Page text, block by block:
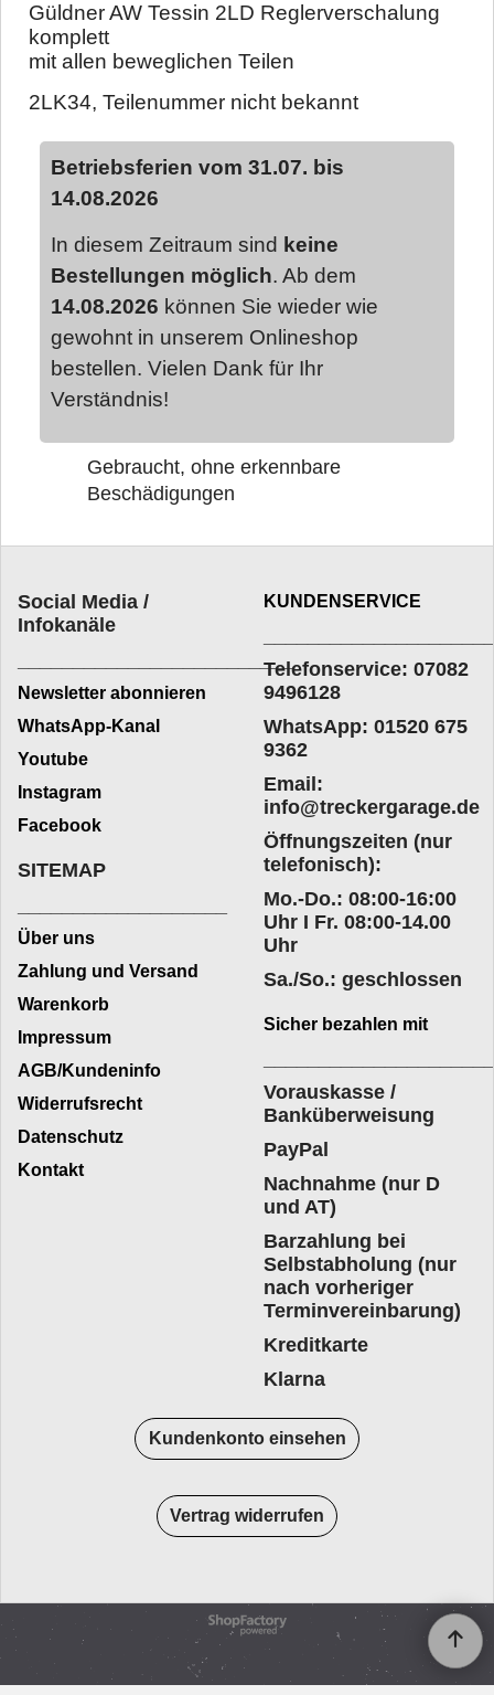
Güldner AW Tessin 2LD Reglerverschalung
komplett
mit allen beweglichen Teilen
2LK34, Teilenummer nicht bekannt
Betriebsferien vom 31.07. bis
14.08.2026
In diesem Zeitraum sind keine
Bestellungen möglich. Ab dem
14.08.2026 können Sie wieder wie
gewohnt in unserem Onlineshop
bestellen. Vielen Dank für Ihr
Verständnis!
Gebraucht, ohne erkennbare
Beschädigungen
Social Media /
Infokanäle
_________________________
Newsletter abonnieren
WhatsApp-Kanal
Youtube
Instagram
Facebook
KUNDENSERVICE
Telefonservice: 07082
9496128
WhatsApp: 01520 675
9362
Email:
info@treckergarage.de
Öffnungszeiten (nur
telefonisch):
Mo.-Do.: 08:00-16:00
Uhr I Fr. 08:00-14.00
Uhr
Sa./So.: geschlossen
SITEMAP
Über uns
Zahlung und Versand
Warenkorb
Impressum
AGB/Kundeninfo
Widerrufsrecht
Datenschutz
Kontakt
Sicher bezahlen mit
Vorauskasse /
Banküberweisung
PayPal
Nachnahme (nur D
und AT)
Barzahlung bei
Selbstabholung (nur
nach vorheriger
Terminvereinbarung)
Kreditkarte
Klarna
Kundenkonto einsehen
Vertrag widerrufen
WebShop erstellt mit
ShopFactory Shop